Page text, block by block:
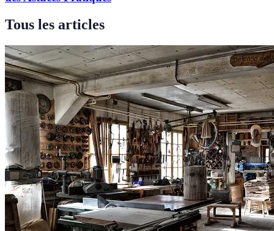
Tous les articles